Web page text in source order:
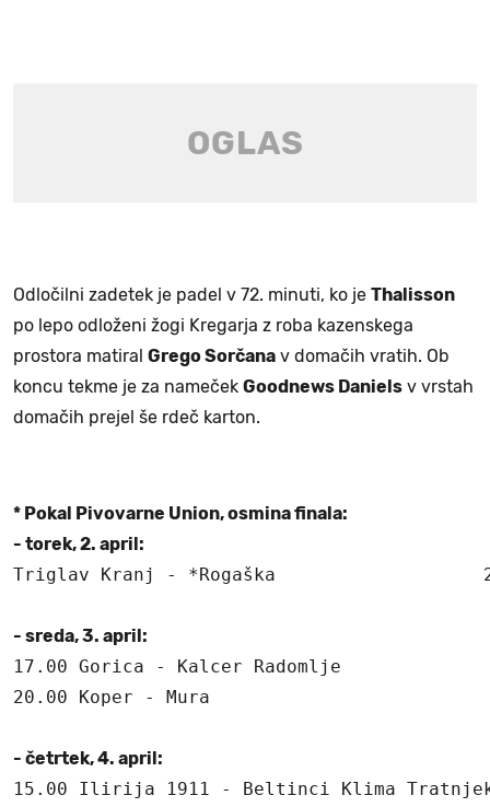
Odločilni zadetek je padel v 72. minuti, ko je Thalisson
po lepo odloženi žogi Kregarja z roba kazenskega
prostora matiral Grego Sorčana v domačih vratih. Ob
koncu tekme je za nameček Goodnews Daniels v vrstah
domačih prejel še rdeč karton.
* Pokal Pivovarne Union, osmina finala:
- torek, 2. april:
Triglav Kranj - *Rogaška
- sreda, 3. april:
17.00 Gorica - Kalcer Radomlje
20.00 Koper - Mura
- četrtek, 4. april: